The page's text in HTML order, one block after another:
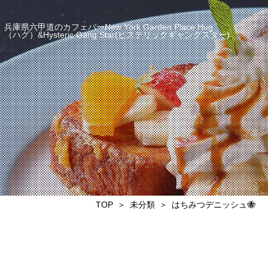
兵庫県六甲道のカフェバーNew York Garden Place Hug
（ハグ）&Hysteric Gang Star(ヒステリックギャングスター)
TOP 未分類 はちみつデニッシュ🐝